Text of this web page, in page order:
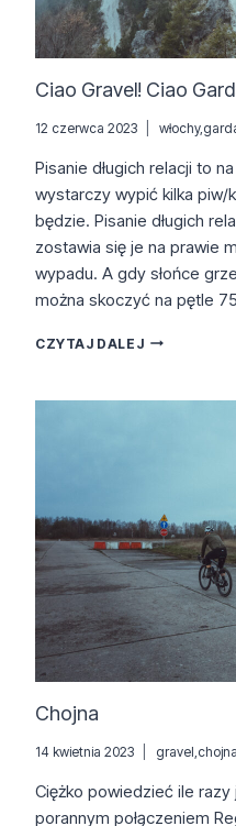
Ciao Gravel! Ciao
12 czerwca 2023 włochy,
Pisanie długich relacji to
wystarczy wypić kilka piw/
będzie. Pisanie długich
zostawia się je na prawie
wypadu. A gdy słońce
można skoczyć na pętle
CZYTAJ DALEJCIAO
GARDA!
Chojna
14 kwietnia 2023 gravel chojna
Ciężko powiedzieć ile razy
porannym połączeniem